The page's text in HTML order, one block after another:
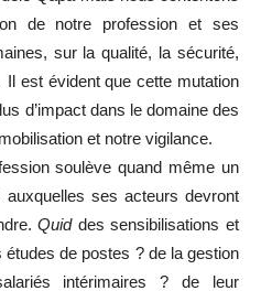
de notre profession et ses
sur la qualité, la sécurité,
est évident que cette mutation
d’impact dans le domaine des
et notre vigilance.
soulève quand même un
ses acteurs devront
Quiddes sensibilisations et
de postes ? de la gestion
intérimaires ? de leur